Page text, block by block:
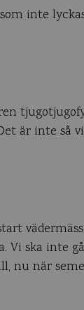
inte
är inte så
Vi ska inte
nu när